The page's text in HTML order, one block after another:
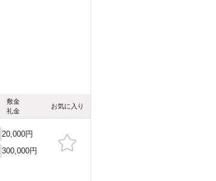
敷金
礼金
お気に入り
20,000円
300,000円